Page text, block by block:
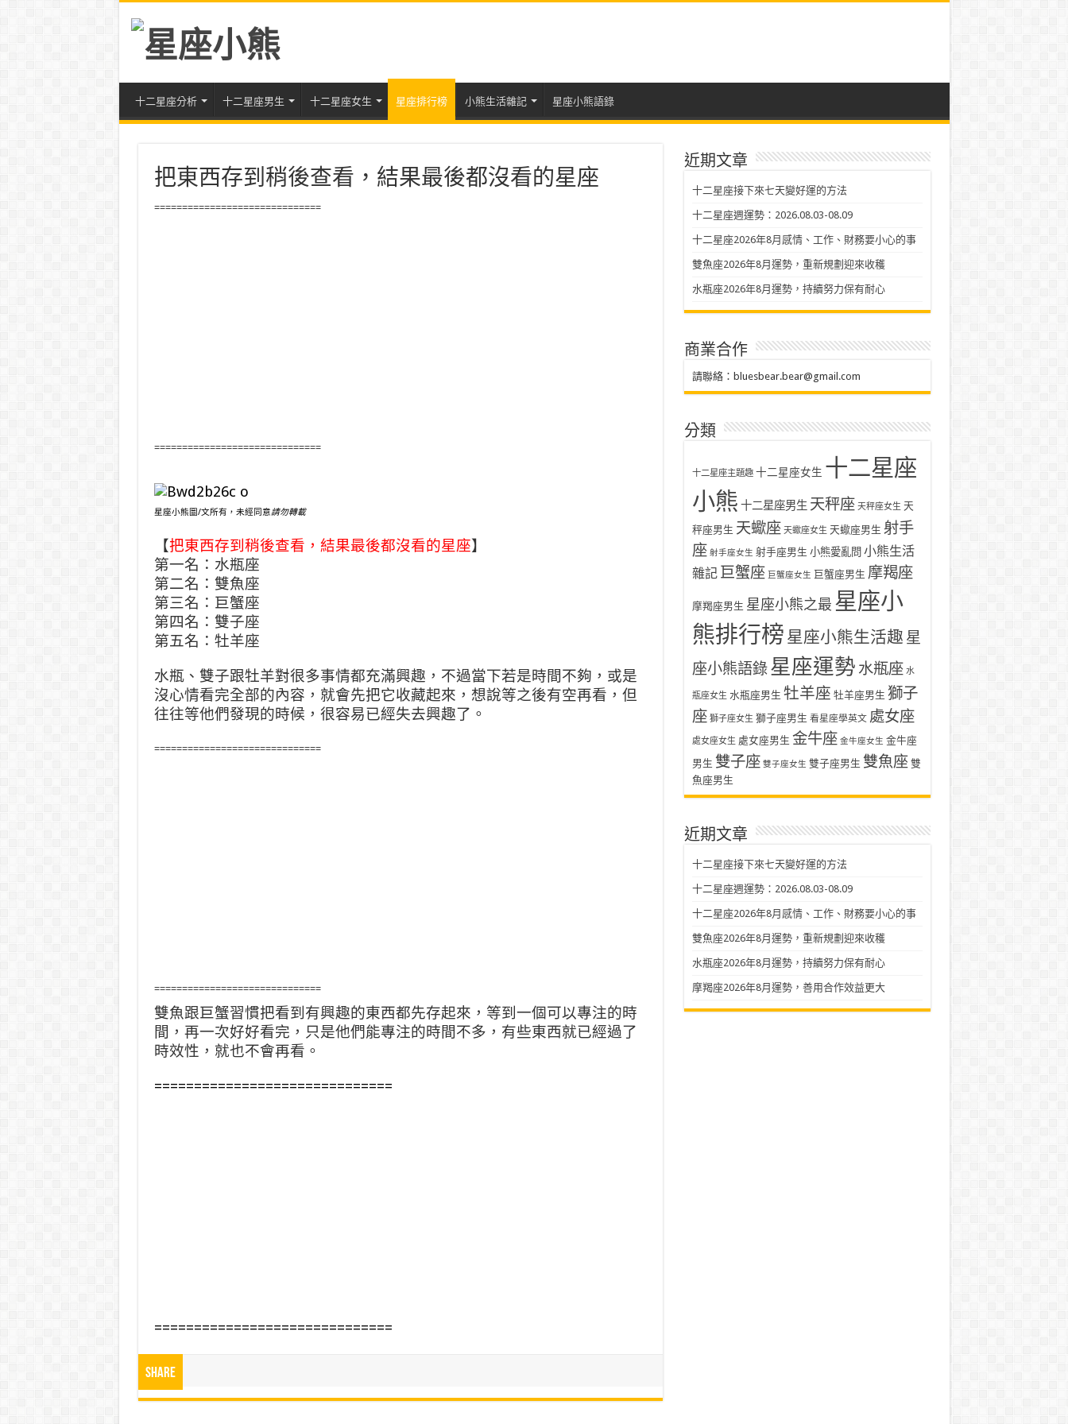
十二星座分析 十二星座男生 十二星座女生 星座排行榜 小熊生活雜記 星座小熊語錄
把東西存到稍後查看，結果最後都沒看的星座
==============================
==============================
星座小熊圖/文所有，未經同意請勿轉載
【把東西存到稍後查看，結果最後都沒看的星座】
第一名：水瓶座
第二名：雙魚座
第三名：巨蟹座
第四名：雙子座
第五名：牡羊座
水瓶、雙子跟牡羊對很多事情都充滿興趣，不過當下若是時間不夠，或是
沒心情看完全部的內容，就會先把它收藏起來，想說等之後有空再看，但
往往等他們發現的時候，很容易已經失去興趣了。
==============================
==============================
雙魚跟巨蟹習慣把看到有興趣的東西都先存起來，等到一個可以專注的時
間，再一次好好看完，只是他們能專注的時間不多，有些東西就已經過了
時效性，就也不會再看。
==============================
==============================
Share
近期文章
十二星座接下來七天變好運的方法
十二星座週運勢：2026.08.03-08.09
十二星座2026年8月感情、工作、財務要小心的事
雙魚座2026年8月運勢，重新規劃迎來收穫
水瓶座2026年8月運勢，持續努力保有耐心
商業合作
請聯絡： bluesbear.bear@gmail.com
分類
十二星座主題趣 十二星座女生 十二星座
小熊 十二星座男生 天秤座 天秤座女生 天
秤座男生 天蠍座 天蠍座女生 天蠍座男生 射手
座 射手座女生 射手座男生 小熊愛亂問 小熊生活
雜記 巨蟹座 巨蟹座女生 巨蟹座男生 摩羯座
摩羯座男生 星座小熊之最 星座小
熊排行榜 星座小熊生活趣 星
座小熊語錄星座運勢 水瓶座 水
瓶座女生 水瓶座男生 牡羊座 牡羊座男生 獅子
座 獅子座女生 獅子座男生 看星座學英文 處女座
處女座女生 處女座男生 金牛座 金牛座女生 金牛座
男生 雙子座 雙子座女生 雙子座男生 雙魚座 雙
魚座男生
近期文章
十二星座接下來七天變好運的方法
十二星座週運勢：2026.08.03-08.09
十二星座2026年8月感情、工作、財務要小心的事
雙魚座2026年8月運勢，重新規劃迎來收穫
水瓶座2026年8月運勢，持續努力保有耐心
摩羯座2026年8月運勢，善用合作效益更大